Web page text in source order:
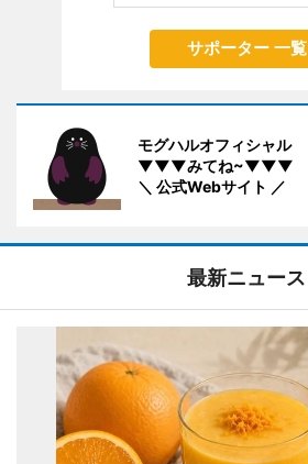
サポーター 一覧
モグハルオフィシャル
▼▼▼みてね~▼▼▼
＼ 公式Webサイト ／
最新ニュース